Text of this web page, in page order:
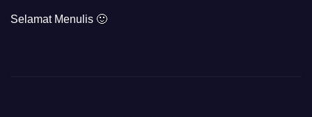
Selamat Menulis 🙂